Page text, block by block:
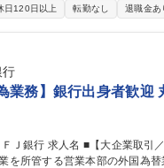
の品質保証】富士フイルムグル
日120日以上 転勤なし 退職金あ
行
業務】銀行出身者歓
◎丸の内勤務 仕事の内容 ■日
を所管する営業本部の外国為